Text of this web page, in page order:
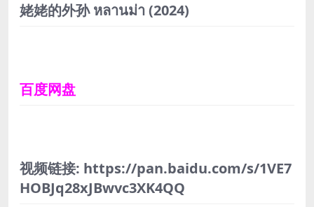
姥姥的外孙 หลานม่า (2024)
百度网盘
视频链接: https://pan.baidu.com/s/1VE7
HOBJq28xJBwvc3XK4QQ